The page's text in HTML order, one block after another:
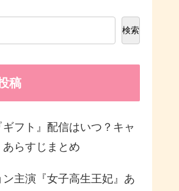
検索
稿
フト』配信はいつ？キャ
あらすじまとめ
主演『女子高生王妃』あ